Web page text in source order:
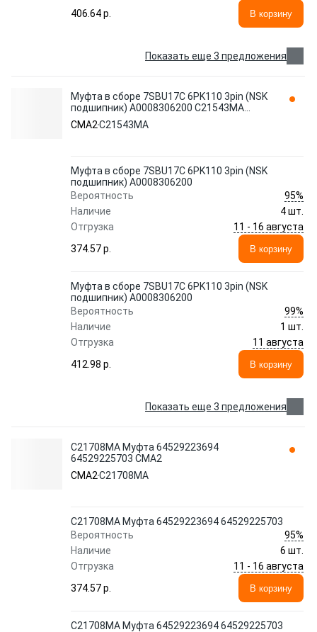
406.64 p.
В корзину
Показать еще 3 предложения
Муфта в сборе 7SBU17C 6PK110 3pin (NSK
подшипник) A0008306200 C21543MA
CMA2
CMA2C21543MA
Муфта в сборе 7SBU17C 6PK110 3pin (NSK
подшипник) A0008306200
Вероятность
95%
Наличие
4 шт.
Отгрузка
11 - 16 августа
374.57 p.
В корзину
Муфта в сборе 7SBU17C 6PK110 3pin (NSK
подшипник) A0008306200
Вероятность
99%
Наличие
1 шт.
Отгрузка
11 августа
412.98 p.
В корзину
Показать еще 3 предложения
C21708MA Муфта 64529223694
64529225703 CMA2
CMA2C21708MA
C21708MA Муфта 64529223694 64529225703
Вероятность
95%
Наличие
6 шт.
Отгрузка
11 - 16 августа
374.57 p.
В корзину
C21708MA Муфта 64529223694 64529225703